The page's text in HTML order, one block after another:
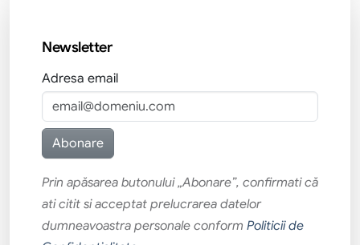
Newsletter
Adresa email
Prin apăsarea butonului „Abonare”, confirmati că
ati citit si acceptat prelucrarea datelor
dumneavoastra personale conform Politicii de